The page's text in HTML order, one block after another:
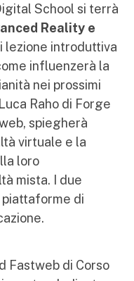
School si terrà
Reality e
lezione introduttiva
influenzerà la
nei prossimi
Raho di Forge
spiegherà
virtuale e la
loro
mista. I due
piattaforme di
Fastweb di Corso